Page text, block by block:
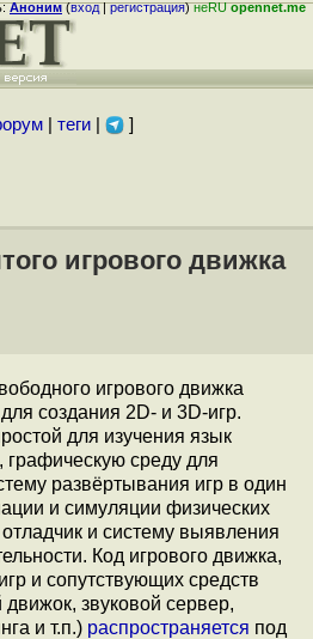
Аноним(вход|регистрация)неRUopennet.me
| теги| ]
игрового движка
игрового движка
создания 2D- и 3D-игр.
для изучения язык
графическую среду для
развёртывания игр в один
и симуляции физических
и систему выявления
Код игрового движка,
и сопутствующих средств
звуковой сервер,
и т.п.) распространяется под